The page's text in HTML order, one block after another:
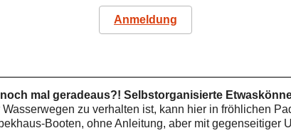
Anmeldung
mal geradeaus?! Selbstorganisierte
zu verhalten ist, kann hier in fröhlichen
Booten, ohne Anleitung, aber mit gegenseitiger